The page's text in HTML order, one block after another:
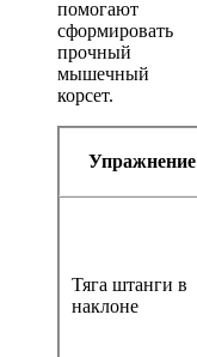
помогают
сформировать
прочный
мышечный
корсет.
Упражнение
Тяга штанги в
наклоне